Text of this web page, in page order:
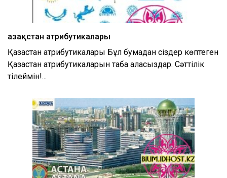
Қазақстан атрибутикалары
Қазақстан атрибутикалары Бұл бумадан сіздер көптеген
Қазақстан атрибутикаларын таба аласыздар. Сәттілік
тілеймін!...